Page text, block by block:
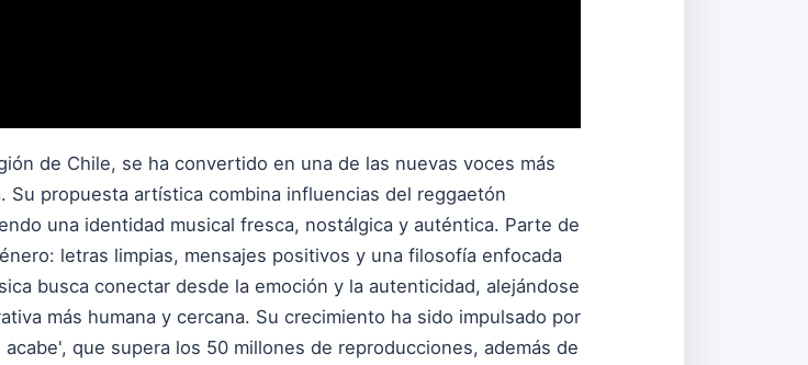
de Chile, se ha convertido en una de las nuevas voces más
Su propuesta artística combina influencias del reggaetón
una identidad musical fresca, nostálgica y auténtica. Parte de
letras limpias, mensajes positivos y una filosofía enfocada
busca conectar desde la emoción y la autenticidad, alejándose
más humana y cercana. Su crecimiento ha sido impulsado por
que supera los 50 millones de reproducciones, además de